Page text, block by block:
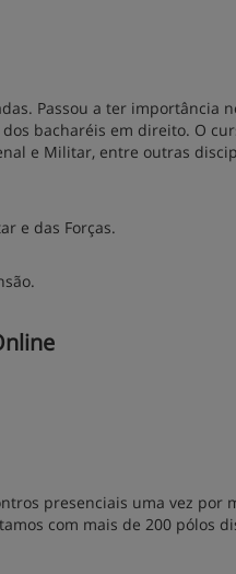
Passou a ter importância
bacharéis em direito. O
e Militar, entre outras
e das Forças.
presenciais uma vez por
com mais de 200 pólos